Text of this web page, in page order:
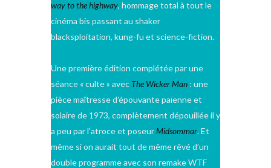
way to the highway, hommage total à tout le
cinéma bis passant au shaker
blacksploitation, kung-fu et science-fiction.
Une première édition complétée par une
séance « culte » avec The Wicker Man : une
pièce maîtresse d’épouvante païenne et
solaire de 1973, complètement dépouillée il y
a peu par l’atroce et poseurMidsommar. Et
même si on aurait tout de même rêvé d’un
double programme avec son remake WTF